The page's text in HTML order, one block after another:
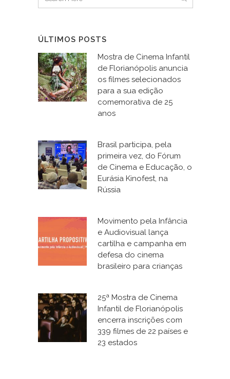
ÚLTIMOS POSTS
Mostra de Cinema Infantil
de Florianópolis anuncia
os filmes selecionados
para a sua edição
comemorativa de 25
anos
Brasil participa, pela
primeira vez, do Fórum
de Cinema e Educação, o
Eurásia Kinofest, na
Rússia
Movimento pela Infância
e Audiovisual lança
cartilha e campanha em
defesa do cinema
brasileiro para crianças
25ª Mostra de Cinema
Infantil de Florianópolis
encerra inscrições com
339 filmes de 22 países e
23 estados